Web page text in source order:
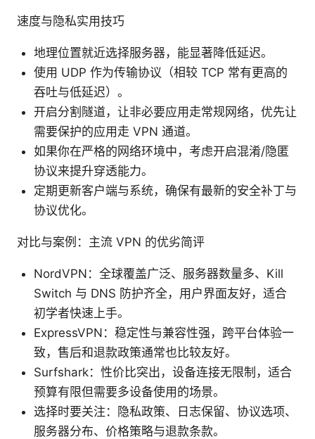
速度与隐私实用技巧
地理位置就近选择服务器，能显著降低延迟。
使用 UDP 作为传输协议（相较 TCP 常有更高的
吞吐与低延迟）。
开启分割隧道，让非必要应用走常规网络，优先让
需要保护的应用走 VPN 通道。
如果你在严格的网络环境中，考虑开启混淆/隐匿
协议来提升穿透能力。
定期更新客户端与系统，确保有最新的安全补丁与
协议优化。
对比与案例：主流 VPN 的优劣简评
NordVPN：全球覆盖广泛、服务器数量多、Kill
Switch 与 DNS 防护齐全，用户界面友好，适合
初学者快速上手。
ExpressVPN：稳定性与兼容性强，跨平台体验一
致，售后和退款政策通常也比较友好。
Surfshark：性价比突出，设备连接无限制，适合
预算有限但需要多设备使用的场景。
选择时要关注：隐私政策、日志保留、协议选项、
服务器分布、价格策略与退款条款。